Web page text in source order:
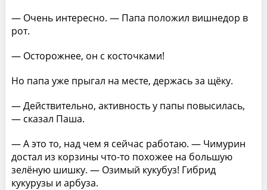
— Очень интересно. — Папа положил вишнедор в
рот.
— Осторожнее, он с косточками!
Но папа уже прыгал на месте, держась за щёку.
— Действительно, активность у папы повысилась,
— сказал Паша.
— А это то, над чем я сейчас работаю. — Чимурин
достал из корзины что-то похожее на большую
зелёную шишку. — Озимый кукубуз! Гибрид
кукурузы и арбуза.